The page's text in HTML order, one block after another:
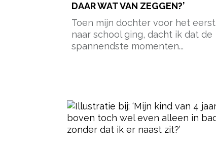
DAAR WAT VAN ZEGGEN?’
Toen mijn dochter voor het eerst
naar school ging, dacht ik dat de
spannendste momenten...